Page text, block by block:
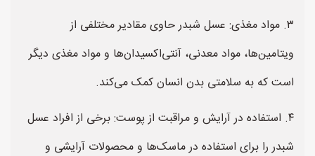
۳. مواد مغذی: عسل شبدر حاوی مقادیر مختلفی از
ویتامین‌ها، مواد معدنی، آنتی‌اکسیدان‌ها و مواد مغذی دیگر
است که به سلامتی بدن انسان کمک می‌کند.
۴. استفاده در آرایش و مراقبت از پوست: برخی از افراد عسل
شبدر را برای استفاده در ماسک‌ها و محصولات آرایشی و